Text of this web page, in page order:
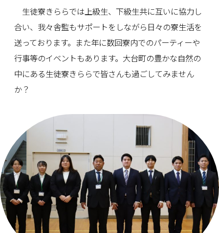
生徒寮きららでは上級生、下級生共に互いに協力し
合い、我々舎監もサポートをしながら日々の寮生活を
送っております。また年に数回寮内でのパーティーや
行事等のイベントもあります。大台町の豊かな自然の
中にある生徒寮きららで皆さんも過ごしてみません
か？